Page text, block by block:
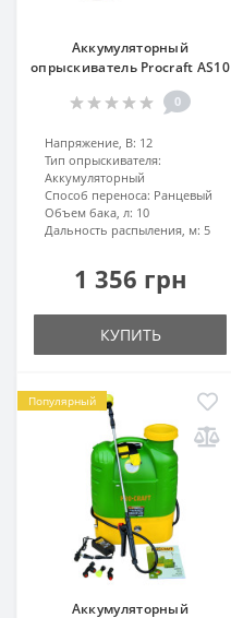
Аккумуляторный
опрыскиватель Procraft AS10
0
Напряжение, В: 12
Тип опрыскивателя:
Аккумуляторный
Способ переноса: Ранцевый
Объем бака, л: 10
Дальность распыления, м: 5
1 356 грн
КУПИТЬ
Популярный
Аккумуляторный